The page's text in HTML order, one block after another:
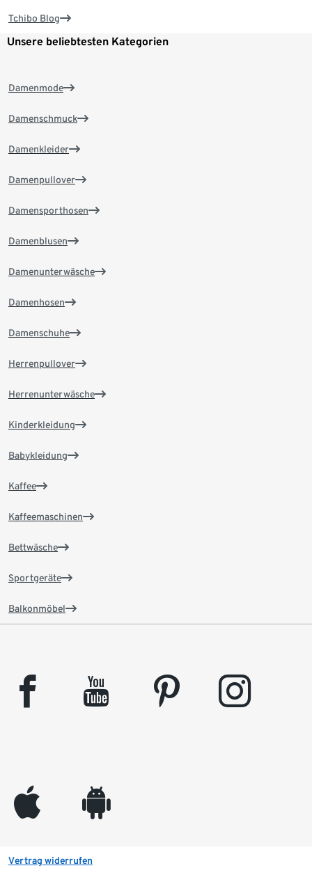
Tchibo Blog
Unsere beliebtesten Kategorien
Damenmode
Damenschmuck
Damenkleider
Damenpullover
Damensporthosen
Damenblusen
Damenunterwäsche
Damenhosen
Damenschuhe
Herrenpullover
Herrenunterwäsche
Kinderkleidung
Babykleidung
Kaffee
Kaffeemaschinen
Bettwäsche
Sportgeräte
Balkonmöbel
facebook youtube pinterest instagram
appleinc android
Vertrag widerrufen